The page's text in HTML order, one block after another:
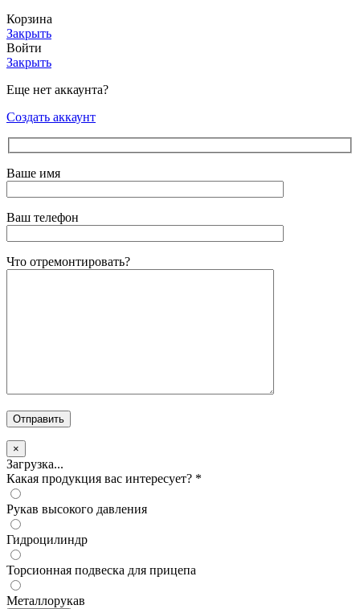
Корзина
Закрыть
Войти
Закрыть
Еще нет аккаунта?
Создать аккаунт
Ваше имя
Ваш телефон
Что отремонтировать?
×
Загрузка...
Какая продукция вас интересует? *
Рукав высокого давления
Гидроцилиндр
Торсионная подвеска для прицепа
Металлорукав